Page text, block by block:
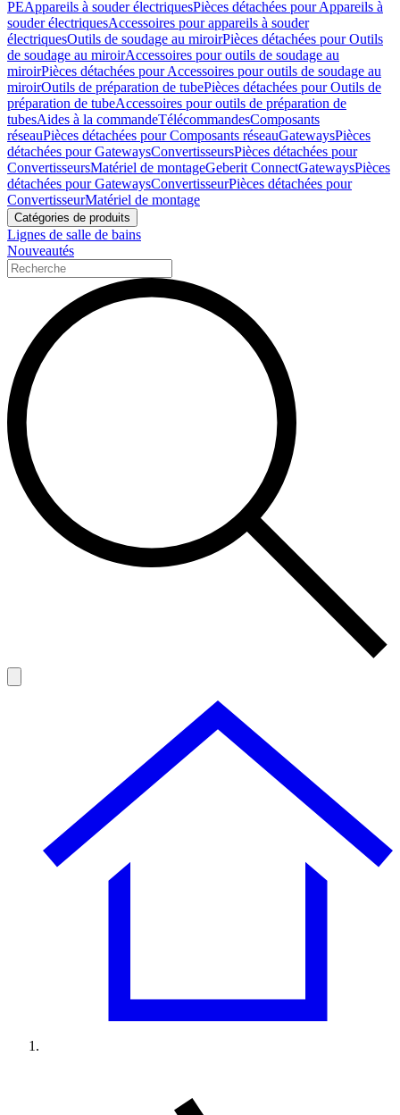
PEAppareils à souder électriquesPièces détachées pour Appareils à
souder électriquesAccessoires pour appareils à souder
électriquesOutils de soudage au miroirPièces détachées pour Outils
de soudage au miroirAccessoires pour outils de soudage au
miroirPièces détachées pour Accessoires pour outils de soudage au
miroirOutils de préparation de tubePièces détachées pour Outils de
préparation de tubeAccessoires pour outils de préparation de
tubesAides à la commandeTélécommandesComposants
réseauPièces détachées pour Composants réseauGatewaysPièces
détachées pour GatewaysConvertisseursPièces détachées pour
ConvertisseursMatériel de montageGeberit ConnectGatewaysPièces
détachées pour GatewaysConvertisseurPièces détachées pour
ConvertisseurMatériel de montage
Catégories de produits
Lignes de salle de bains
Nouveautés